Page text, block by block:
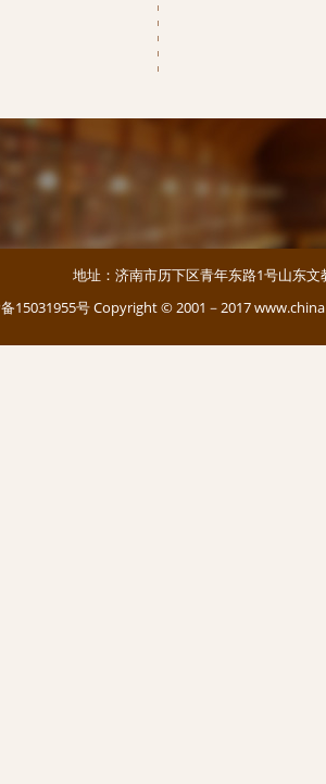
地址：济南市历下区青年东路1号山东
15031955号Copyright © 2001－2017